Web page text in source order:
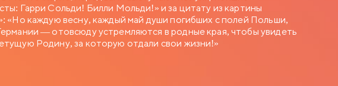
Гарри Сольди! Билли Мольди!» и за цитату из картины
«Но каждую весну, каждый май души погибших с полей Польши,
— отовсюду устремляются в родные края, чтобы увидеть
Родину, за которую отдали свои жизни!»